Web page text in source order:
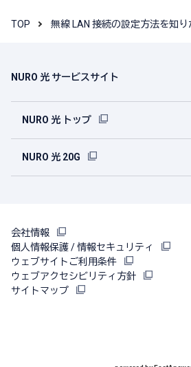
TOP 無線 LAN 接続の設定方法を知り
NURO 光 サービスサイト
NURO 光 トップ
NURO 光 20G
会社情報
個人情報保護 / 情報セキュリティ
ウェブサイトご利用条件
ウェブアクセシビリティ方針
サイトマップ